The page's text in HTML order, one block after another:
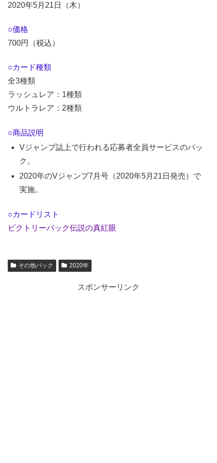
2020年5月21日（木）
○価格
700円（税込）
○カード種類
全3種類
ラッシュレア：1種類
ウルトラレア：2種類
○商品説明
Vジャンプ誌上で行われる応募者全員サービスのパッ
ク。
2020年のVジャンプ7月号（2020年5月21日発売）で
実施。
○カードリスト
ビクトリーパック伝説の真紅眼
その他パック 2020年
スポンサーリンク